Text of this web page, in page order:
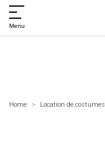
Menu
Home Location de costumes